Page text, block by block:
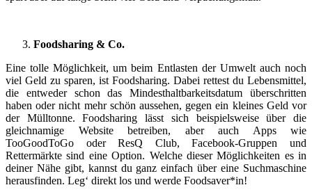
Foodsharing & Co.
Eine tolle Möglichkeit, um beim Entlasten der Umwelt auch noch
viel Geld zu sparen, ist Foodsharing. Dabei rettest du Lebensmittel,
die entweder schon das Mindesthaltbarkeitsdatum überschritten
haben oder nicht mehr schön aussehen, gegen ein kleines Geld vor
der Mülltonne. Foodsharing lässt sich beispielsweise über die
gleichnamige Website betreiben, aber auch Apps wie
TooGoodToGo oder ResQ Club, Facebook-Gruppen und
Rettermärkte sind eine Option. Welche dieser Möglichkeiten es in
deiner Nähe gibt, kannst du ganz einfach über eine Suchmaschine
herausfinden. Leg‘ direkt los und werde Foodsaver*in!